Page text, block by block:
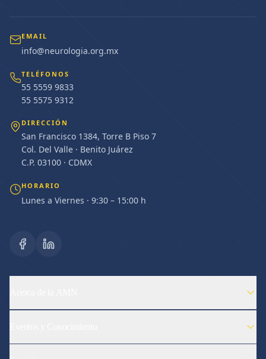
EMAIL
info@neurologia.org.mx
TELÉFONOS
55 5559 9833
55 5575 9312
DIRECCIÓN
San Francisco 1384, Torre B Piso 7
Col. Del Valle · Benito Juárez
C.P. 03100 · CDMX
HORARIO
Lunes a Viernes · 9:30 – 15:00 h